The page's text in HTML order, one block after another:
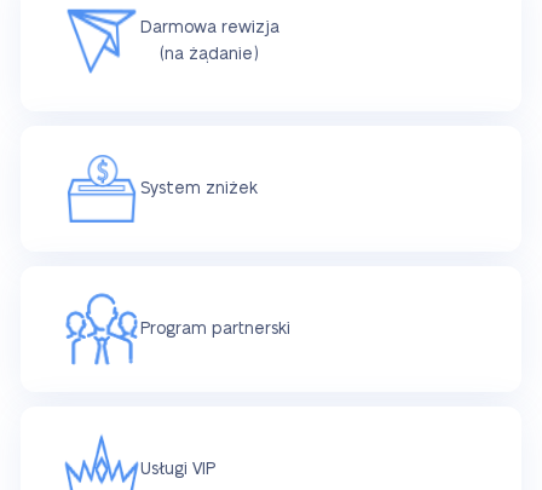
Darmowa rewizja
(na żądanie)
System zniżek
Program partnerski
Usługi VIP